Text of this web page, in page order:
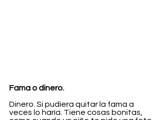
Fama o dinero.
Dinero. Si pudiera quitar la fama a
veces lo haría. Tiene cosas bonitas,